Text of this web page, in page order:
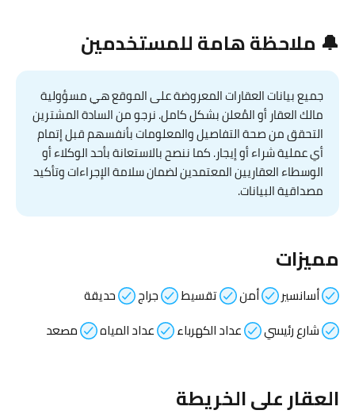
🔔 ملاحظة هامة للمستخدمين
جميع بيانات العقارات المعروضة على الموقع هي مسؤولية
مالك العقار أو المُعلن بشكل كامل. نرجو من السادة المشترين
التحقق من صحة التفاصيل والمعلومات بأنفسهم قبل إتمام
أي عملية شراء أو إيجار. كما ننصح بالاستعانة بأحد الوكلاء أو
الوسطاء العقاريين المعتمدين لضمان سلامة الإجراءات وتأكيد
مصداقية البيانات.
مميزات
أسانسير أمن تقسيط جراج
حديقة
شارع رئيسي
عداد الكهرباء عداد المياه مصعد
العقار على الخريطة